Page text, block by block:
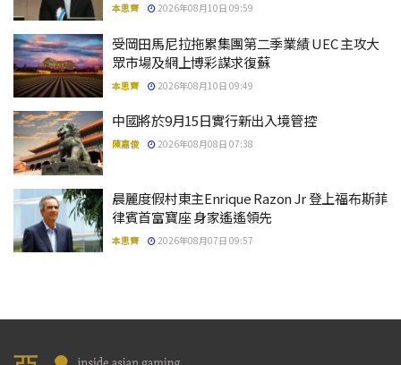
本思齊 2026年08月10日 09:59
受岡田馬尼拉拖累集團第二季業績 UEC 主攻大
眾市場及網上博彩謀求復蘇
本思齊 2026年08月10日 09:49
中國將於9月15日實行新出入境管控
陳嘉俊 2026年08月08日 07:38
晨麗度假村東主Enrique Razon Jr 登上福布斯菲
律賓首富寶座 身家遙遙領先
本思齊 2026年08月07日 09:57